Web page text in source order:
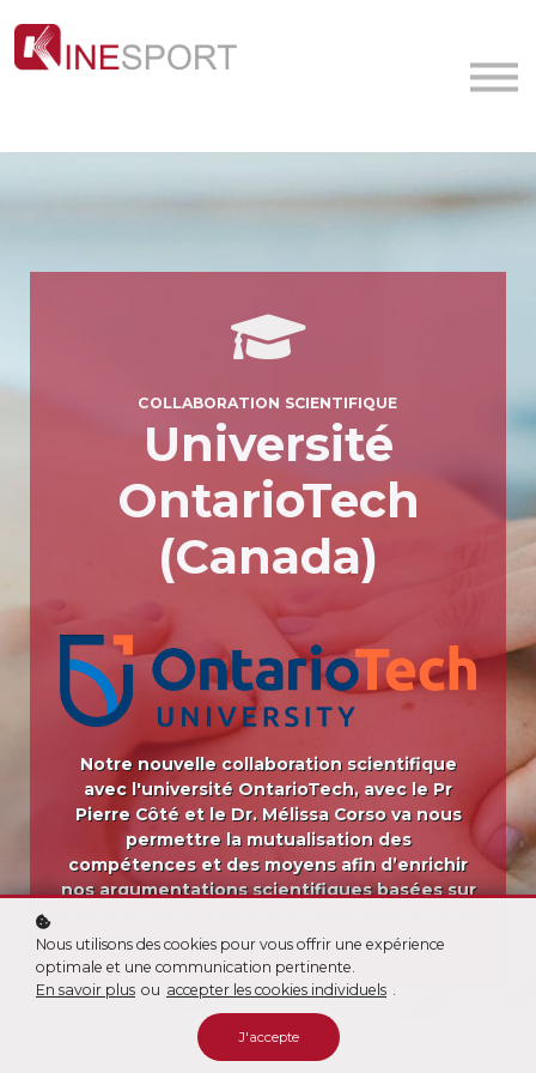
La société
Académie
COLLABORATION SCIENTIFIQUE
Université
OntarioTech
(Canada)
Notre nouvelle collaboration scientifique
avec l'université OntarioTech, avec le Pr
Pierre Côté et le Dr. Mélissa Corso va nous
permettre la mutualisation des
compétences et des moyens afin d’enrichir
nos argumentations scientifiques basées sur
manuelles.
Nous utilisons des cookies pour vous offrir une expérience
optimale et une communication pertinente.
En savoir plus ou accepter les cookies individuels .
J'accepte